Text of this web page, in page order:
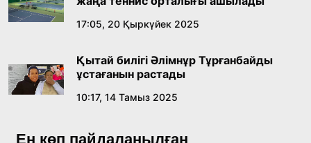
Жасанды интеллект: адамзаттың көмекшісі
18:16, 20 Шілде 2026
жетістіктері мен даму бағыты
17:05, 20 Қыркүйек 2025
Қытай билігі Әлімнұр Тұрғанбайды
ұстағанын растады
10:17, 14 Тамыз 2025
Ең көп пайдаланылған